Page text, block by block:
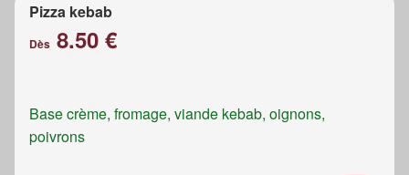
Pizza kebab
Dès 8.50 €
Base crème, fromage, viande kebab, oignons,
poivrons